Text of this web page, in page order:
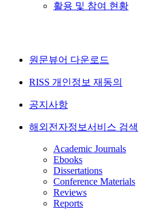
활용 및 참여 현황
원문뷰어 다운로드
RISS 개인정보 재동의
공지사항
해외전자정보서비스 검색
Academic Journals
Ebooks
Dissertations
Conference Materials
Reviews
Reports